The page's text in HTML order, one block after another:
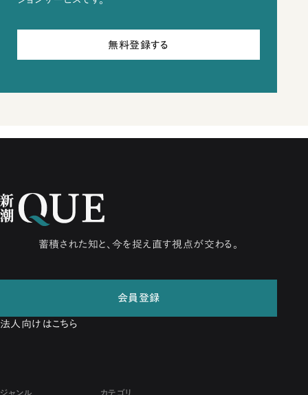
無料登録する
蓄積された知と、今を捉え直す視点が交わる。
会員登録
法人向けはこちら